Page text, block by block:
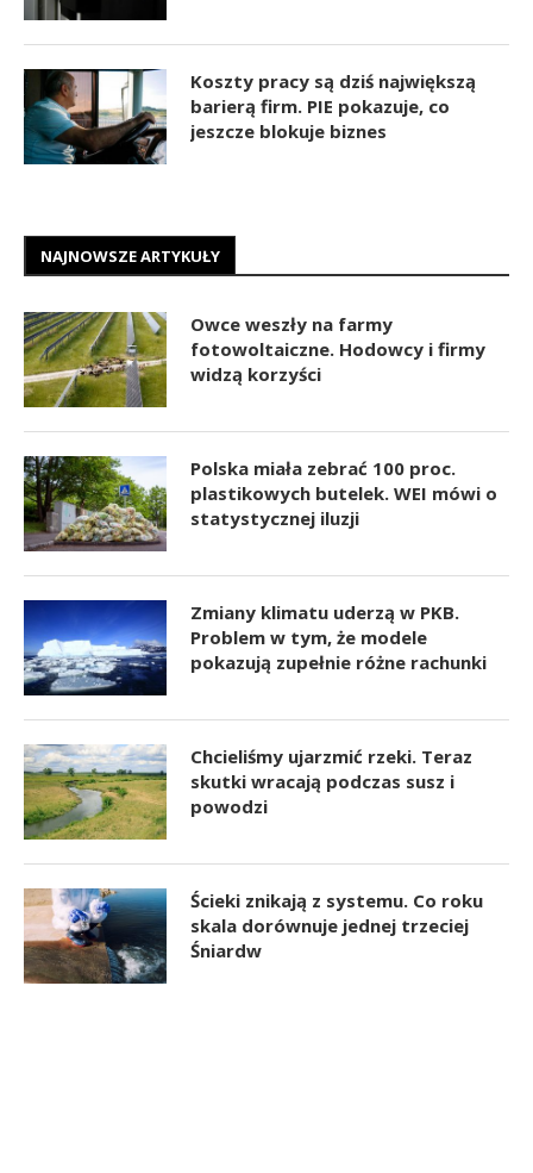
Koszty pracy są dziś największą
barierą firm. PIE pokazuje, co
jeszcze blokuje biznes
NAJNOWSZE ARTYKUŁY
Owce weszły na farmy
fotowoltaiczne. Hodowcy i firmy
widzą korzyści
Polska miała zebrać 100 proc.
plastikowych butelek. WEI mówi o
statystycznej iluzji
Zmiany klimatu uderzą w PKB.
Problem w tym, że modele
pokazują zupełnie różne rachunki
Chcieliśmy ujarzmić rzeki. Teraz
skutki wracają podczas susz i
powodzi
Ścieki znikają z systemu. Co roku
skala dorównuje jednej trzeciej
Śniardw